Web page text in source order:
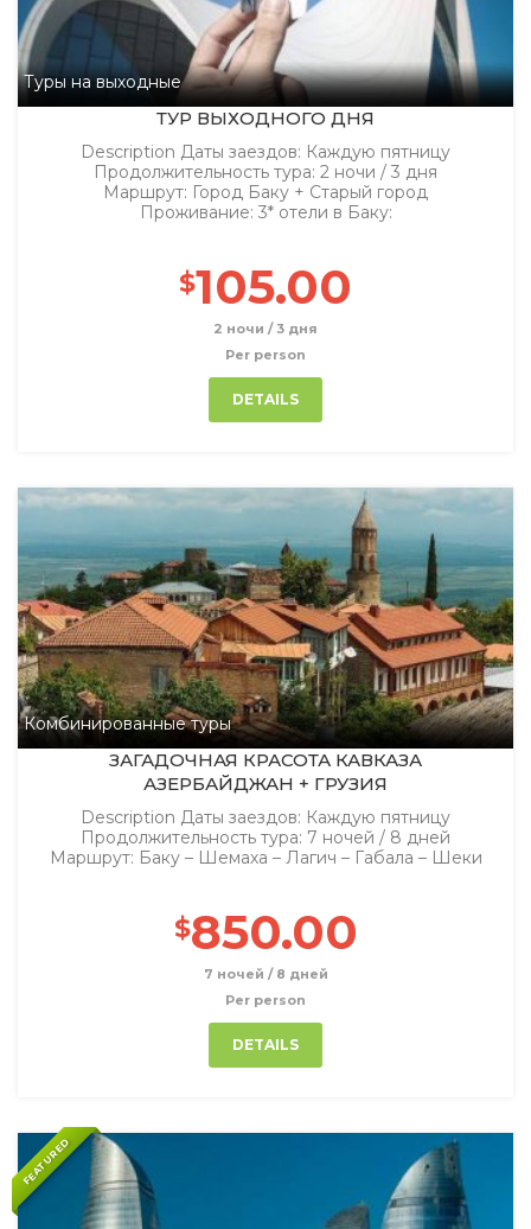
Туры на выходные
ТУР ВЫХОДНОГО ДНЯ
Description Даты заездов: Каждую пятницу
Продолжительность тура: 2 ночи / 3 дня
Маршрут: Город Баку + Старый город
Проживание: 3* отели в Баку:
$105.00
2 ночи / 3 дня
Per person
DETAILS
Комбинированные туры
ЗАГАДОЧНАЯ КРАСОТА КАВКАЗА
АЗЕРБАЙДЖАН + ГРУЗИЯ
Description Даты заездов: Каждую пятницу
Продолжительность тура: 7 ночей / 8 дней
Маршрут: Баку – Шемаха – Лагич – Габала – Шеки
$850.00
7 ночей / 8 дней
Per person
DETAILS
FEATURED